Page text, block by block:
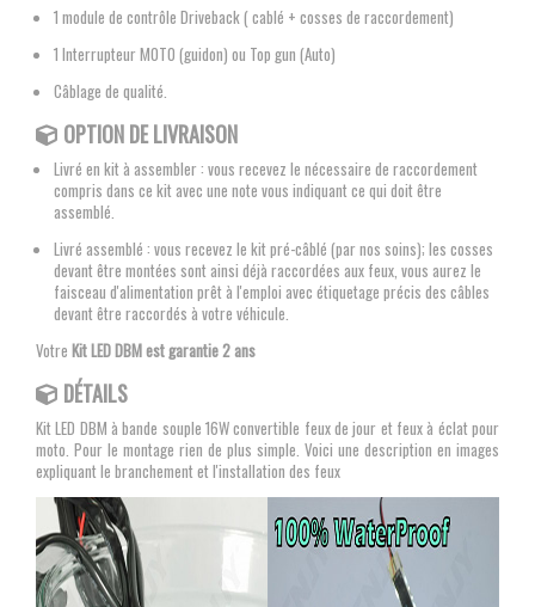
1 module de contrôle Driveback ( cablé + cosses de raccordement)
1 Interrupteur MOTO (guidon) ou Top gun (Auto)
Câblage de qualité.
OPTION DE LIVRAISON
Livré en kit à assembler : vous recevez le nécessaire de raccordement
compris dans ce kit avec une note vous indiquant ce qui doit être
assemblé.
Livré assemblé : vous recevez le kit pré-câblé (par nos soins); les cosses
devant être montées sont ainsi déjà raccordées aux feux, vous aurez le
faisceau d'alimentation prêt à l'emploi avec étiquetage précis des câbles
devant être raccordés à votre véhicule.
Votre Kit LED DBM est garantie 2 ans
DÉTAILS
Kit LED DBM à bande souple 16W convertible feux de jour et feux à éclat pour
moto. Pour le montage rien de plus simple. Voici une description en images
expliquant le branchement et l'installation des feux